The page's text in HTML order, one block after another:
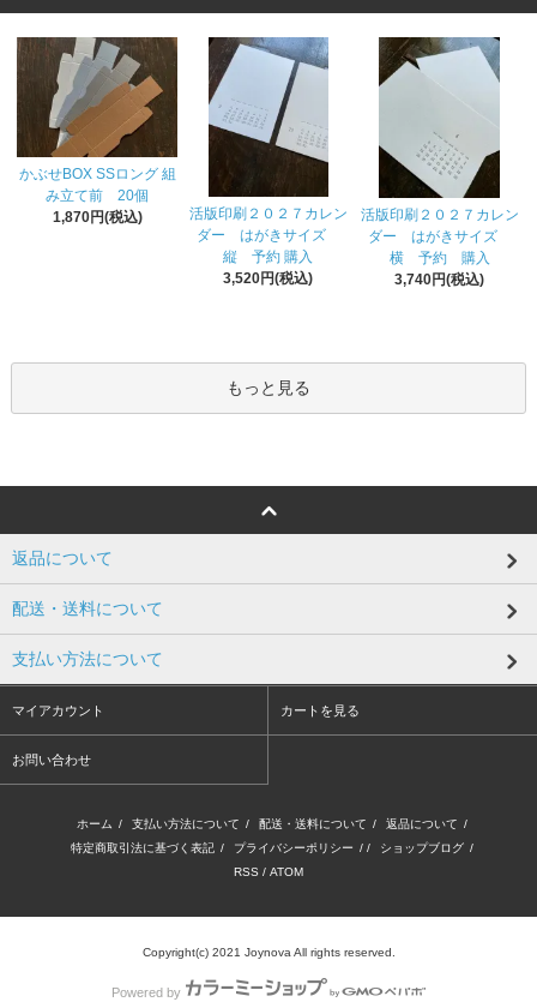
かぶせBOX SSロング 組
み立て前 20個
1,870円(税込)
活版印刷２０２７カレン
ダー はがきサイズ
縦 予約 購入
3,520円(税込)
活版印刷２０２７カレン
ダー はがきサイズ
横 予約 購入
3,740円(税込)
もっと見る
返品について
配送・送料について
支払い方法について
マイアカウント カートを見る
お問い合わせ
ホーム / 支払い方法について / 配送・送料について / 返品について /
特定商取引法に基づく表記 / プライバシーポリシー / / ショップブログ /
RSS / ATOM
Copyright(c) 2021 Joynova All rights reserved.
Powered by